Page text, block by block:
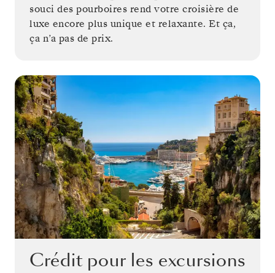
souci des pourboires rend votre croisière de
luxe encore plus unique et relaxante. Et ça,
ça n’a pas de prix.
Crédit pour les excursions